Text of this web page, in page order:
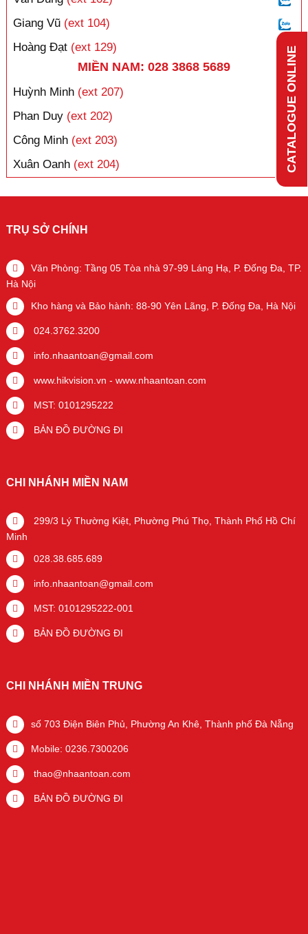
CATALOGUE ONLINE
Giang Vũ (ext 104)
Hoàng Đạt (ext 129)
MIỀN NAM: 028 3868 5689
Huỳnh Minh (ext 207)
Phan Duy (ext 202)
Công Minh (ext 203)
Xuân Oanh (ext 204)
TRỤ SỞ CHÍNH
Văn Phòng: Tầng 05 Tòa nhà 97-99 Láng Hạ, P. Đống Đa, TP.
Hà Nội
Kho hàng và Bảo hành: 88-90 Yên Lãng, P. Đống Đa, Hà Nội
024.3762.3200
info.nhaantoan@gmail.com
www.hikvision.vn - www.nhaantoan.com
MST: 0101295222
BẢN ĐỒ ĐƯỜNG ĐI
CHI NHÁNH MIỀN NAM
299/3 Lý Thường Kiệt, Phường Phú Thọ, Thành Phố Hồ Chí
Minh
028.38.685.689
info.nhaantoan@gmail.com
MST: 0101295222-001
BẢN ĐỒ ĐƯỜNG ĐI
CHI NHÁNH MIỀN TRUNG
số 703 Điện Biên Phủ, Phường An Khê, Thành phố Đà Nẵng
Mobile: 0236.7300206
thao@nhaantoan.com
BẢN ĐỒ ĐƯỜNG ĐI